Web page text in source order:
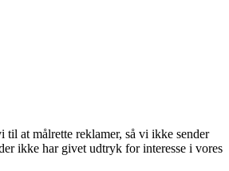
til at målrette reklamer, så vi ikke sender
ikke har givet udtryk for interesse i vores